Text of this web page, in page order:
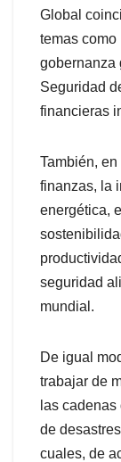
Global
temas
gobernanza
Seguridad
financieras
También,
finanzas, la
energética,
seguridad
mundial.
De igual
trabajar de
las
de
cuales, de